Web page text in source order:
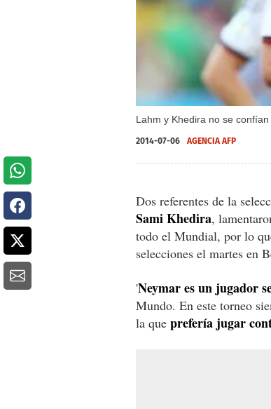
Lahm y Khedira no se
2014-07-06 AGENCIA AFP
Dos referentes de la
Sami Khedira,
todo el Mundial, por lo
selecciones el martes en
'Neymar es un jugador
Mundo. En este torneo
la que prefería jugar